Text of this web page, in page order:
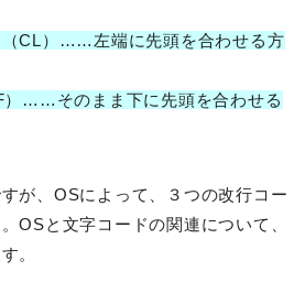
（CL）……左端に先頭を合わせる方
）……そのまま下に先頭を合わせる
が、OSによって、３つの改行コー
OSと文字コードの関連について、
。